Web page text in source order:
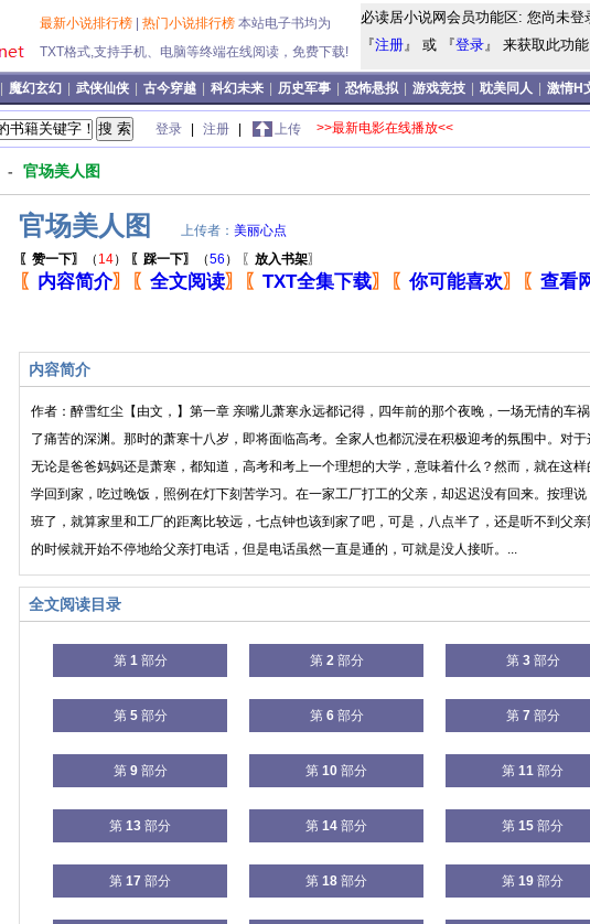
最新小说排行榜 热门小说排行榜 本站电子书均为
TXT格式,支持手机、电脑等终端在线阅读，免费下载!
必读居小说网会员功能区: 您尚未
『注册』 或 『登录』 来获取此功
魔幻玄幻 武侠仙侠 古今穿越 科幻未来 历史军事 恐怖悬拟 游戏竞技 耽美同人 激情H
登录 注册 上传 >>最新电影在线播放<<
- 官场美人图
官场美人图 上传者： 美丽心点
〖赞一下〗
（ 14） 〖踩一下〗 （56 ） 〖 放入书架〗
〖 内容简介〗 〖 全文阅读〗 〖 TXT全集下载〗 〖你可能喜欢〗 〖 查看
内容简介
作者：醉雪红尘【由文，】第一章 亲嘴儿萧寒永远都记得，四年前的那个夜晚，一场无情的车
了痛苦的深渊。那时的萧寒十八岁，即将面临高考。全家人也都沉浸在积极迎考的氛围中。对
无论是爸爸妈妈还是萧寒，都知道，高考和考上一个理想的大学，意味着什么？然而，就在这
学回到家，吃过晚饭，照例在灯下刻苦学习。在一家工厂打工的父亲，却迟迟没有回来。按理
班了，就算家里和工厂的距离比较远，七点钟也该到家了吧，可是，八点半了，还是听不到父
的时候就开始不停地给父亲打电话，但是电话虽然一直是通的，可就是没人接听。...
全文阅读目录
第 1部分 第 2部分 第 3部分
第 5部分 第 6部分 第 7 部分
第 9部分 第 10 部分 第 11 部分
第 13 部分 第 14 部分 第 15 部分
第 17 部分 第 18 部分 第 19 部分